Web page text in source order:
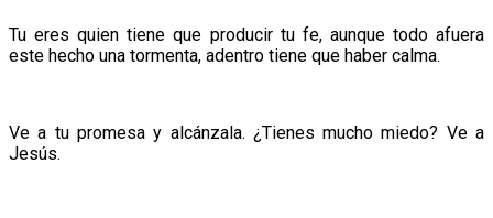
Tu eres quien tiene que producir tu fe, aunque todo afuera
este hecho una tormenta, adentro tiene que haber calma.
Ve a tu promesa y alcánzala. ¿Tienes mucho miedo? Ve a
Jesús.